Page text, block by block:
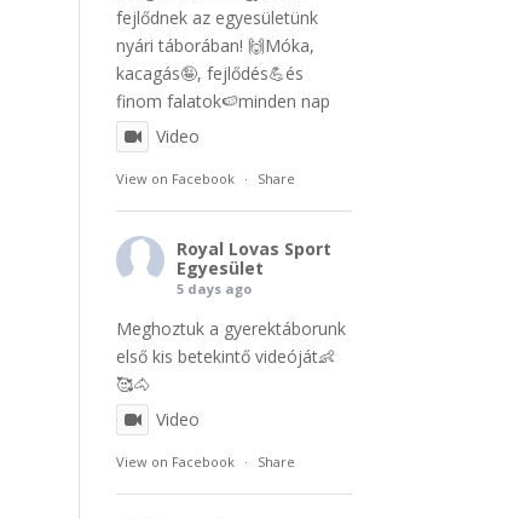
fejlődnek az egyesületünk
nyári táborában! 🙌Móka,
kacagás🤪, fejlődés💪és
finom falatok🍉minden nap
Video
View on Facebook · Share
Royal Lovas Sport
Egyesület
5 days ago
Meghoztuk a gyerektáborunk
első kis betekintő videóját👶
🥰🐴
Video
View on Facebook · Share